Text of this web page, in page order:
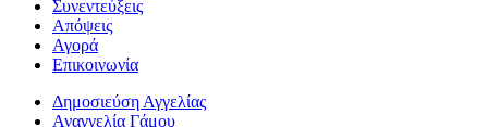
Συνεντεύξεις
Απόψεις
Αγορά
Επικοινωνία
Δημοσιεύση Αγγελίας
Αναγγελία Γάμου